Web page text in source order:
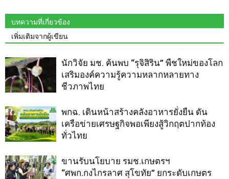
บทความที่เกี่ยวข้อง
เพิ่มเติมจากผู้เขียน
นักวิจัย มช. ค้นพบ “รุจิสิริน” พืชใหม่ของโลก
เสริมองค์ความรู้ความหลากหลายทาง
ชีวภาพไทย
พกฉ. เดินหน้าสร้างคลังอาหารยั่งยืน ดัน
เครือข่ายเศรษฐกิจพอเพียงสู้วิกฤตปากท้อง
ทั่วไทย
ขานรับนโยบาย รมช.เกษตรฯ
“ศพก.กงไกรลาศ สุโขทัย” ยกระดับเกษตร